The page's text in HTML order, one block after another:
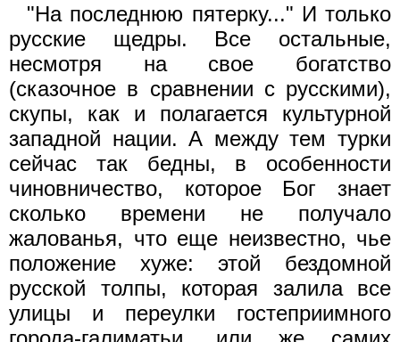
"На последнюю пятерку..." И только
русские щедры. Все остальные,
несмотря на свое богатство
(сказочное в сравнении с русскими),
скупы, как и полагается культурной
западной нации. А между тем турки
сейчас так бедны, в особенности
чиновничество, которое Бог знает
сколько времени не получало
жалованья, что еще неизвестно, чье
положение хуже: этой бездомной
русской толпы, которая залила все
улицы и переулки гостеприимного